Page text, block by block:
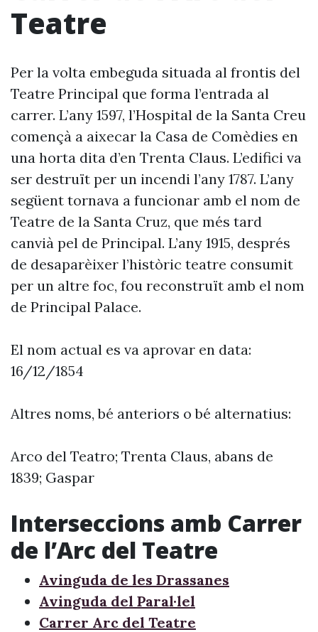
Teatre
Per la volta embeguda situada al frontis del
Teatre Principal que forma l’entrada al
carrer. L’any 1597, l’Hospital de la Santa Creu
començà a aixecar la Casa de Comèdies en
una horta dita d’en Trenta Claus. L’edifici va
ser destruït per un incendi l’any 1787. L’any
següent tornava a funcionar amb el nom de
Teatre de la Santa Cruz, que més tard
canvià pel de Principal. L’any 1915, després
de desaparèixer l’històric teatre consumit
per un altre foc, fou reconstruït amb el nom
de Principal Palace.
El nom actual es va aprovar en data:
16/12/1854
Altres noms, bé anteriors o bé alternatius:
Arco del Teatro; Trenta Claus, abans de
1839; Gaspar
Interseccions amb Carrer
de l’Arc del Teatre
Avinguda de les Drassanes
Avinguda del Paral·lel
Carrer Arc del Teatre